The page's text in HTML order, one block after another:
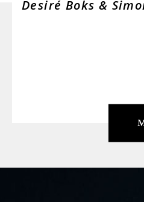
Desiré Boks &